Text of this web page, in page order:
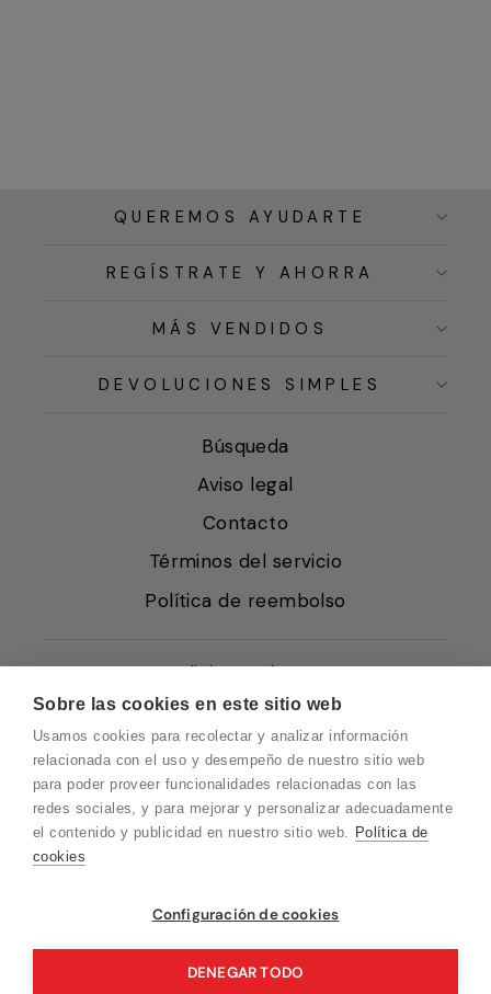
Sobre las cookies en este sitio web
Usamos cookies para recolectar y analizar información
relacionada con el uso y desempeño de nuestro sitio web
para poder proveer funcionalidades relacionadas con las
redes sociales, y para mejorar y personalizar adecuadamente
el contenido y publicidad en nuestro sitio web. Política de
cookies
Configuración de cookies
DENEGAR TODO
QUEREMOS AYUDARTE
REGÍSTRATE Y AHORRA
MÁS VENDIDOS
DEVOLUCIONES SIMPLES
Búsqueda
Aviso legal
Contacto
Términos del servicio
Política de reembolso
Condiciones de Venta
Quiénes somos
Política de Cookies
Protección de Datos
Blog EN
Blog DE
Blog IT
Vuelvo en un momento. Recuerda que
nuestro horario de atención al cliente es de